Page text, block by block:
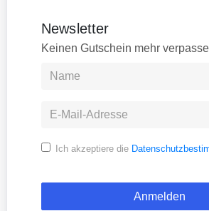
Newsletter
Keinen Gutschein mehr
Ich akzeptiere die